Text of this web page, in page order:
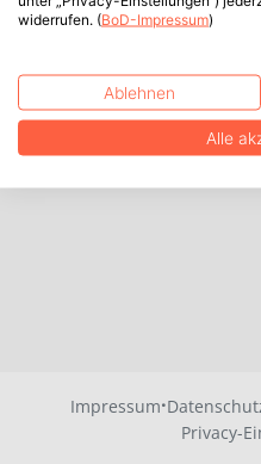
Impressum·
Privacy-
widerrufen. (BoD-Impressum)
Ablehnen
Alle